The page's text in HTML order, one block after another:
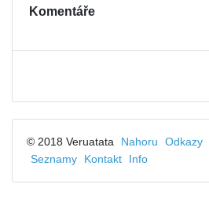
Komentáře
© 2018 Veruatata Nahoru Odkazy
Seznamy
Kontakt Info